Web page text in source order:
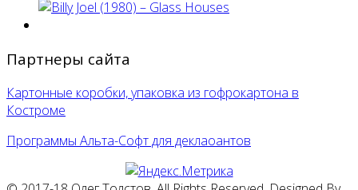
Партнеры сайта
Картонные коробки, упаковка из гофрокартона в
Костроме
Программы Альта-Софт для деклаоантов